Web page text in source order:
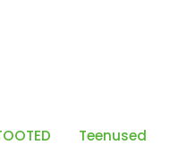
Teenused